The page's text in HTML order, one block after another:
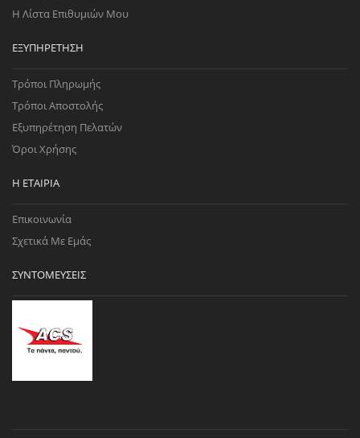
Η Λίστα Επιθυμιών Μου
ΕΞΥΠΗΡΈΤΗΣΗ
Τρόποι Πληρωμής
Τρόποι Αποστολής
Εξυπηρέτηση Πελατών
Όροι Χρήσης
Η ΕΤΑΙΡΊΑ
Επικοινωνία
Σχετικά Με Εμάς
ΣΥΝΤΟΜΕΎΣΕΙΣ